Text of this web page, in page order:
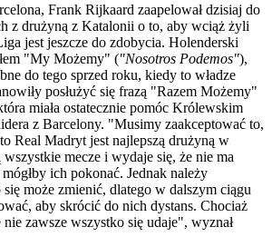
Frank Rijkaard zaapelował dzisiaj do
z drużyną z Katalonii o to, aby wciąż żyli
jest jeszcze do zdobycia. Holenderski
"My Możemy" ("Nosotros Podemos"),
do tego sprzed roku, kiedy to władze
posłużyć się frazą "Razem Możemy"
miała ostatecznie pomóc Królewskim
z Barcelony. "Musimy zaakceptować to,
Real Madryt jest najlepszą drużyną w
mecze i wydaje się, że nie ma
ich pokonać. Jednak należy
może zmienić, dlatego w dalszym ciągu
aby skrócić do nich dystans. Chociaż
zawsze wszystko się udaje", wyznał